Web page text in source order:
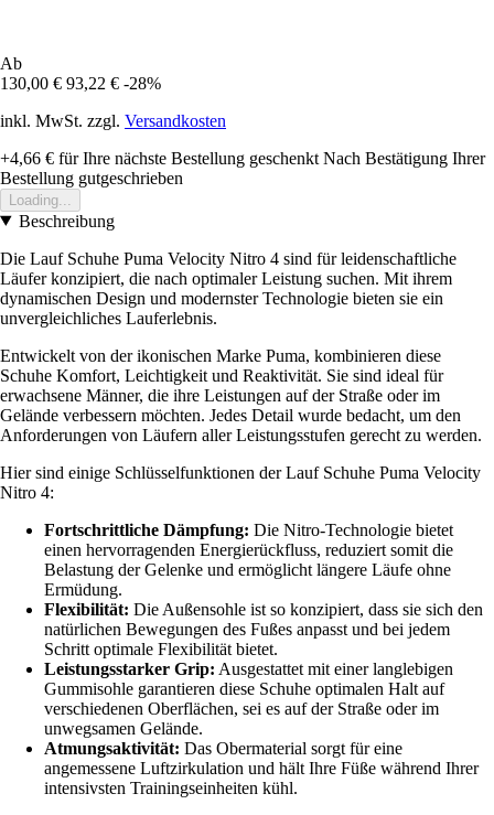
Ab
130,00 € 93,22 € -28%
inkl. MwSt. zzgl. Versandkosten
+4,66 € für Ihre nächste Bestellung geschenkt Nach Bestätigung Ihrer
Bestellung gutgeschrieben
Loading...
Beschreibung
Die Lauf Schuhe Puma Velocity Nitro 4 sind für leidenschaftliche
Läufer konzipiert, die nach optimaler Leistung suchen. Mit ihrem
dynamischen Design und modernster Technologie bieten sie ein
unvergleichliches Lauferlebnis.
Entwickelt von der ikonischen Marke Puma, kombinieren diese
Schuhe Komfort, Leichtigkeit und Reaktivität. Sie sind ideal für
erwachsene Männer, die ihre Leistungen auf der Straße oder im
Gelände verbessern möchten. Jedes Detail wurde bedacht, um den
Anforderungen von Läufern aller Leistungsstufen gerecht zu werden.
Hier sind einige Schlüsselfunktionen der Lauf Schuhe Puma Velocity
Nitro 4:
Fortschrittliche Dämpfung: Die Nitro-Technologie bietet
einen hervorragenden Energierückfluss, reduziert somit die
Belastung der Gelenke und ermöglicht längere Läufe ohne
Ermüdung.
Flexibilität: Die Außensohle ist so konzipiert, dass sie sich den
natürlichen Bewegungen des Fußes anpasst und bei jedem
Schritt optimale Flexibilität bietet.
Leistungsstarker Grip: Ausgestattet mit einer langlebigen
Gummisohle garantieren diese Schuhe optimalen Halt auf
verschiedenen Oberflächen, sei es auf der Straße oder im
unwegsamen Gelände.
Atmungsaktivität: Das Obermaterial sorgt für eine
angemessene Luftzirkulation und hält Ihre Füße während Ihrer
intensivsten Trainingseinheiten kühl.